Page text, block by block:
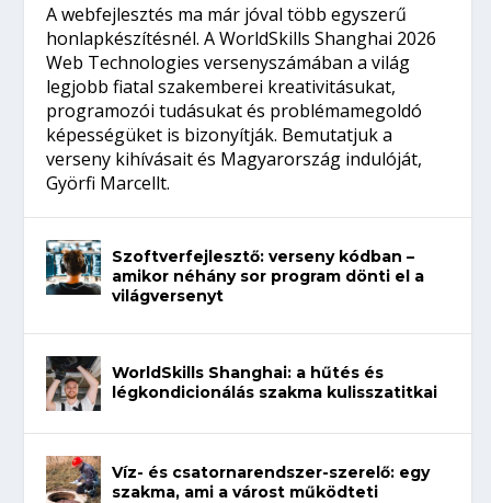
A webfejlesztés ma már jóval több egyszerű
honlapkészítésnél. A WorldSkills Shanghai 2026
Web Technologies versenyszámában a világ
legjobb fiatal szakemberei kreativitásukat,
programozói tudásukat és problémamegoldó
képességüket is bizonyítják. Bemutatjuk a
verseny kihívásait és Magyarország indulóját,
Györfi Marcellt.
Szoftverfejlesztő: verseny kódban –
amikor néhány sor program dönti el a
világversenyt
WorldSkills Shanghai: a hűtés és
légkondicionálás szakma kulisszatitkai
Víz- és csatornarendszer-szerelő: egy
szakma, ami a várost működteti